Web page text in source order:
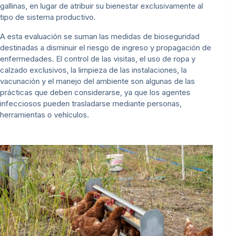
gallinas, en lugar de atribuir su bienestar exclusivamente al
tipo de sistema productivo.
A esta evaluación se suman las medidas de bioseguridad
destinadas a disminuir el riesgo de ingreso y propagación de
enfermedades. El control de las visitas, el uso de ropa y
calzado exclusivos, la limpieza de las instalaciones, la
vacunación y el manejo del ambiente son algunas de las
prácticas que deben considerarse, ya que los agentes
infecciosos pueden trasladarse mediante personas,
herramientas o vehículos.